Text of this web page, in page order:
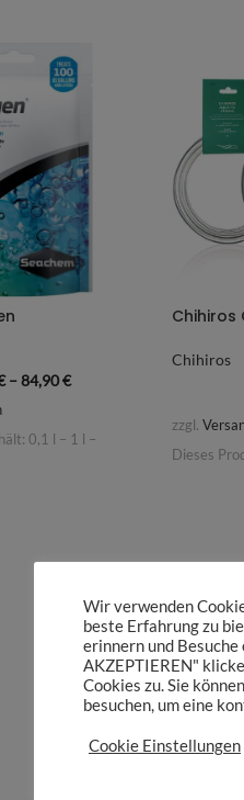
–84,90€
0,1
– 1 –
Chihiros
Chihiros
zzgl.
Dieses
Wir verwenden
beste Erfahrung zu
erinnern und Besuche
AKZEPTIEREN"
Cookies zu. Sie
besuchen, um eine
Cookie Einstellungen